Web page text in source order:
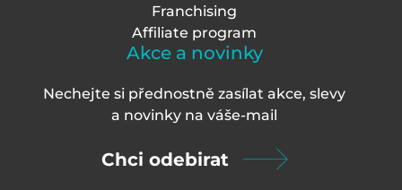
Franchising
Affiliate program
Akce a novinky
Nechejte si přednostně zasílat akce, slevy
a novinky na váše-mail
Chci odebirat